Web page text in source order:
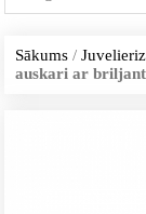
Sākums /
auskari ar